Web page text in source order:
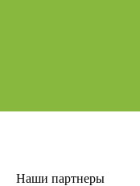
Наши партнеры